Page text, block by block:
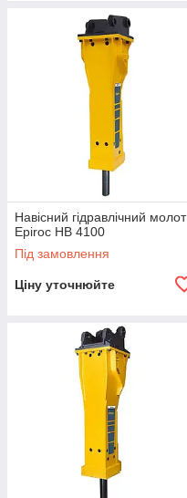
Навісний гідравлічний молот
Epiroc HB 4100
Під замовлення
Ціну уточнюйте